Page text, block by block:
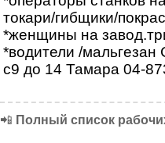
токари/гибщики/
*женщины на
*водители /
с9 до 14 Тамара 04-
📲 Полный список